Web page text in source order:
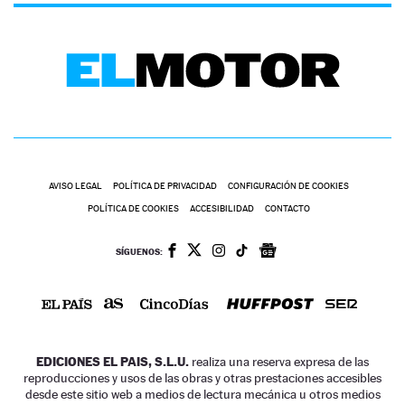
AVISO LEGAL POLÍTICA DE PRIVACIDAD CONFIGURACIÓN DE COOKIES
POLÍTICA DE COOKIES ACCESIBILIDAD CONTACTO
SÍGUENOS:
EDICIONES EL PAIS, S.L.U. realiza una reserva expresa de las
reproducciones y usos de las obras y otras prestaciones accesibles
desde este sitio web a medios de lectura mecánica u otros medios